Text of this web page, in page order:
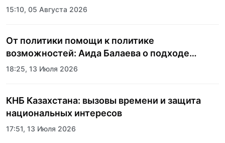
показала журналистам новый жилой
15:10, 05 Августа 2026
От политики помощи к политике
возможностей: Аида Балаева о подходе
государства к социальной сфере
18:25, 13 Июля 2026
КНБ Казахстана: вызовы времени и защита
национальных интересов
17:51, 13 Июля 2026